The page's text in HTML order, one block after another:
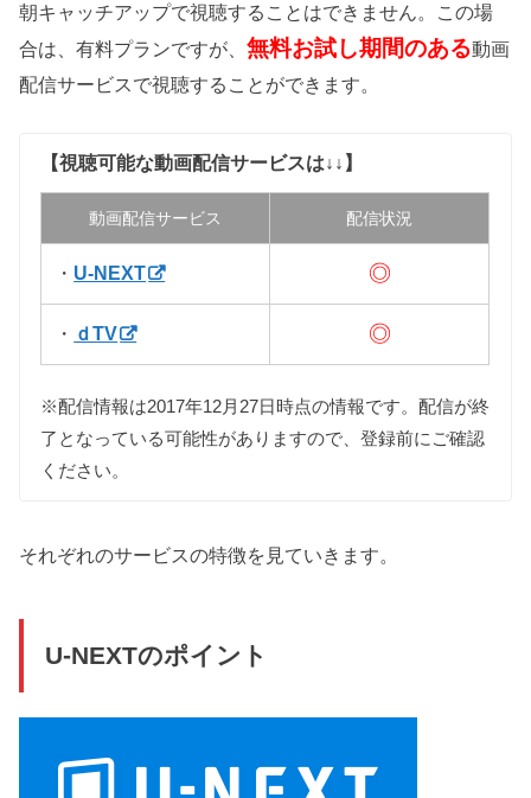
朝キャッチアップで視聴することはできません。この場
合は、有料プランですが、無料お試し期間のある動画
配信サービスで視聴することができます。
【視聴可能な動画配信サービスは↓↓】
動画配信サービス 配信状況
・ U-NEXT ◎
・ ｄTV ◎
※配信情報は2017年12月27日時点の情報です。配信が終
了となっている可能性がありますので、登録前にご確認
ください。
それぞれのサービスの特徴を見ていきます。
U-NEXTのポイント